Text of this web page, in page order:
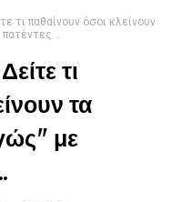
τι παθαίνουν όσοι κλείνουν
τι
τα
με